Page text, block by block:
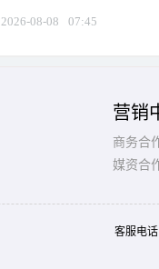
2026-08-08 07:45
营销
商务合
媒资合
客服电